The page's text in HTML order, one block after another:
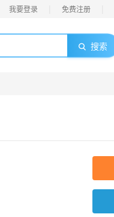
我要登录 免费注册
搜索